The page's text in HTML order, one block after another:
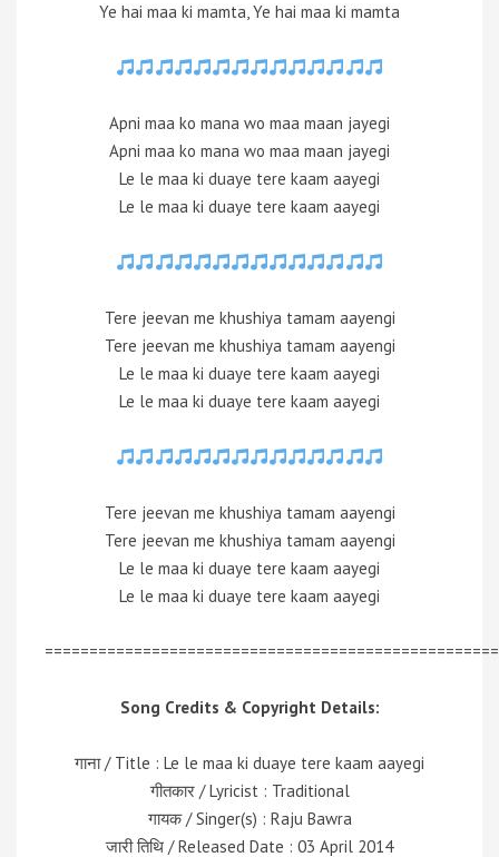
Ye hai maa ki mamta, Ye hai maa ki mamta
Apni maa ko mana wo maa maan jayegi
Apni maa ko mana wo maa maan jayegi
Le le maa ki duaye tere kaam aayegi
Le le maa ki duaye tere kaam aayegi
Tere jeevan me khushiya tamam aayengi
Tere jeevan me khushiya tamam aayengi
Le le maa ki duaye tere kaam aayegi
Le le maa ki duaye tere kaam aayegi
Tere jeevan me khushiya tamam aayengi
Tere jeevan me khushiya tamam aayengi
Le le maa ki duaye tere kaam aayegi
Le le maa ki duaye tere kaam aayegi
Song Credits & Copyright Details:
गाना / Title : Le le maa ki duaye tere kaam aayegi
गीतकार / Lyricist : Traditional
गायक / Singer(s) : Raju Bawra
जारी तिथि / Released Date : 03 April 2014